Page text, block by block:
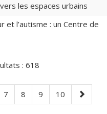
les espaces urbains
et l’autisme : un Centre de
: 618
Page
7 Page
8 Page
9 Page
10
Page
suivante